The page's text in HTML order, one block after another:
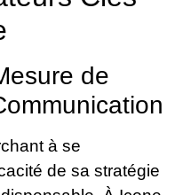
de
à se
de sa stratégie